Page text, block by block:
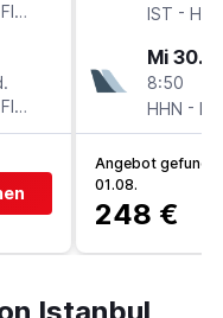
IST -
Mi 30.9.
8:50
HHN -
Angebot
01.08.
248 €